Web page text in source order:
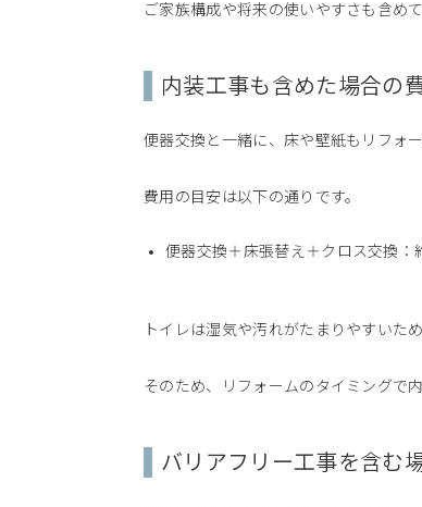
ご家族構成や将来の使いやすさも含め
内装工事も含めた場合の
便器交換と一緒に、床や壁紙もリフォ
費用の目安は以下の通りです。
便器交換＋床張替え＋クロス交換：
トイレは湿気や汚れがたまりやすいた
そのため、リフォームのタイミングで
バリアフリー工事を含む